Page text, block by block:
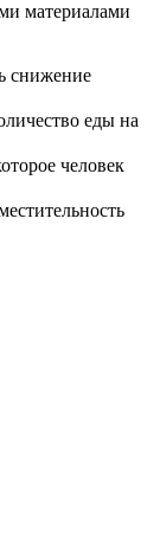
материалами
снижение
еды на
человек